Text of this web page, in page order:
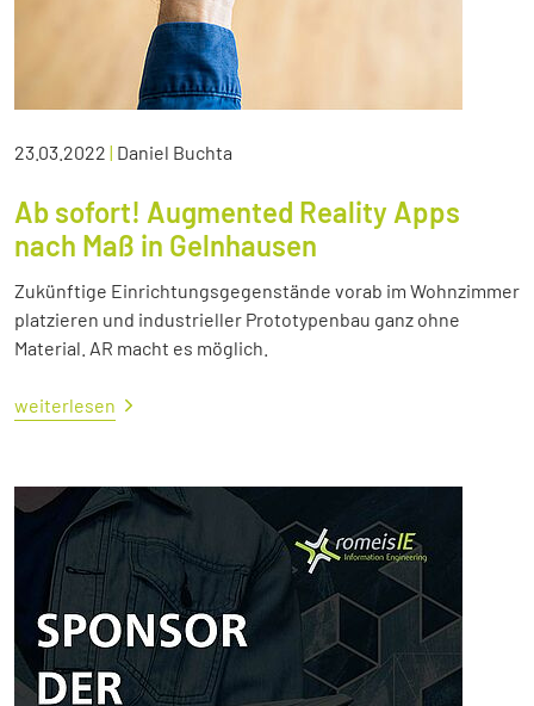
23.03.2022 | Daniel Buchta
Ab sofort! Augmented Reality Apps
nach Maß in Gelnhausen
Zukünftige Einrichtungsgegenstände vorab im Wohnzimmer
platzieren und industrieller Prototypenbau ganz ohne
Material. AR macht es möglich.
weiterlesen